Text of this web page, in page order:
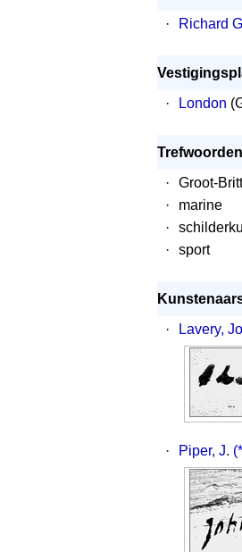
·
Richard
·
London
·
Groot-
·
marine
·
·
sport
·
Lavery,
· Piper, J. (*